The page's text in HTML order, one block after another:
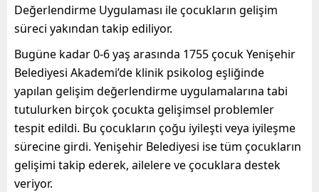
Değerlendirme Uygulaması ile çocukların gelişim
süreci yakından takip ediliyor.
Bugüne kadar 0-6 yaş arasında 1755 çocuk Yenişehir
Belediyesi Akademi’de klinik psikolog eşliğinde
yapılan gelişim değerlendirme uygulamalarına tabi
tutulurken birçok çocukta gelişimsel problemler
tespit edildi. Bu çocukların çoğu iyileşti veya iyileşme
sürecine girdi. Yenişehir Belediyesi ise tüm çocukların
gelişimi takip ederek, ailelere ve çocuklara destek
veriyor.